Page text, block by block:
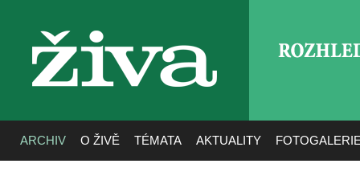
živa
ARCHIV O ŽIVĚ TÉMATA AKTUALITY